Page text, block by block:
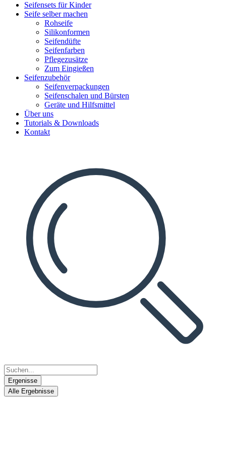
Seifensets für Kinder
Seife selber machen
Rohseife
Silikonformen
Seifendüfte
Seifenfarben
Pflegezusätze
Zum Eingießen
Seifenzubehör
Seifenverpackungen
Seifenschalen und Bürsten
Geräte und Hilfsmittel
Über uns
Tutorials & Downloads
Kontakt
Ergenisse
Alle Ergebnisse